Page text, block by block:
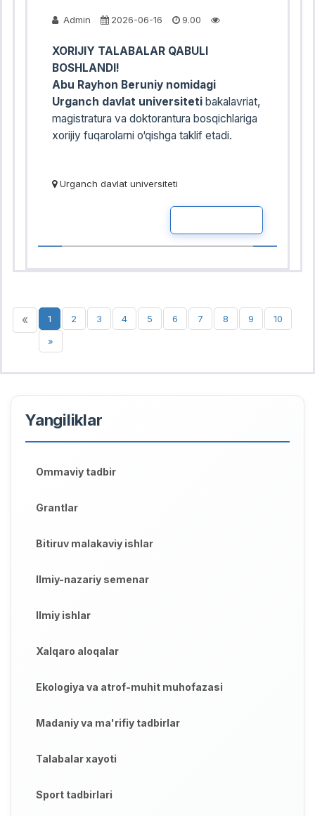
Admin 2026-06-16 9.00
XORIJIY TALABALAR QABULI
BOSHLANDI!
Abu Rayhon Beruniy nomidagi
Urganch davlat universiteti bakalavriat,
magistratura va doktorantura bosqichlariga
xorijiy fuqarolarni o‘qishga taklif etadi.
Urganch davlat universiteti
« 1 2 3 4 5 6 7 8 9
10
»
Yangiliklar
Ommaviy tadbir
Grantlar
Bitiruv malakaviy ishlar
Ilmiy-nazariy semenar
Ilmiy ishlar
Xalqaro aloqalar
Ekologiya va atrof-muhit muhofazasi
Madaniy va ma'rifiy tadbirlar
Talabalar xayoti
Sport tadbirlari